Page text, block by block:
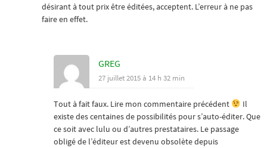
désirant à tout prix être éditées, acceptent. L’erreur à ne pas
faire en effet.
GREG
27 juillet 2015 à 14 h 32 min
Tout à fait faux. Lire mon commentaire précédent
Il
existe des centaines de possibilités pour s’auto-éditer. Que
ce soit avec lulu ou d’autres prestataires. Le passage
obligé de l’éditeur est devenu obsolète depuis